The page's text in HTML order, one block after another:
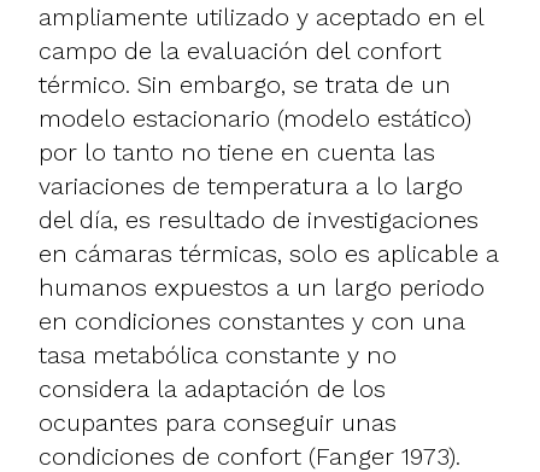
ampliamente utilizado y aceptado en el
campo de la evaluación del confort
térmico. Sin embargo, se trata de un
modelo estacionario (modelo estático)
por lo tanto no tiene en cuenta las
variaciones de temperatura a lo largo
del día, es resultado de investigaciones
en cámaras térmicas, solo es aplicable a
humanos expuestos a un largo periodo
en condiciones constantes y con una
tasa metabólica constante y no
considera la adaptación de los
ocupantes para conseguir unas
condiciones de confort (Fanger 1973).